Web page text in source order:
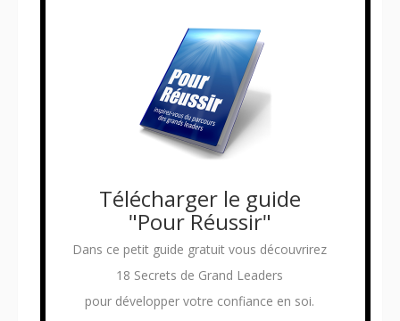
Télécharger le guide
"Pour Réussir"
Dans ce petit guide gratuit vous découvrirez
18 Secrets de Grand Leaders
pour développer votre confiance en soi.